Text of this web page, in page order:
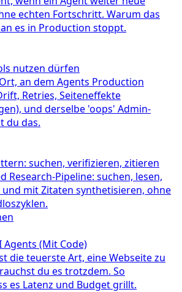
echten Fortschritt. Warum das
es in Production stoppt.
nutzen dürfen
an dem Agents Production
Retries, Seiteneffekte
und derselbe 'oops' Admin-
du das.
suchen, verifizieren, zitieren
Research-Pipeline: suchen, lesen,
mit Zitaten synthetisieren, ohne
(Mit Code)
die teuerste Art, eine Webseite zu
du es trotzdem. So
es Latenz und Budget grillt.